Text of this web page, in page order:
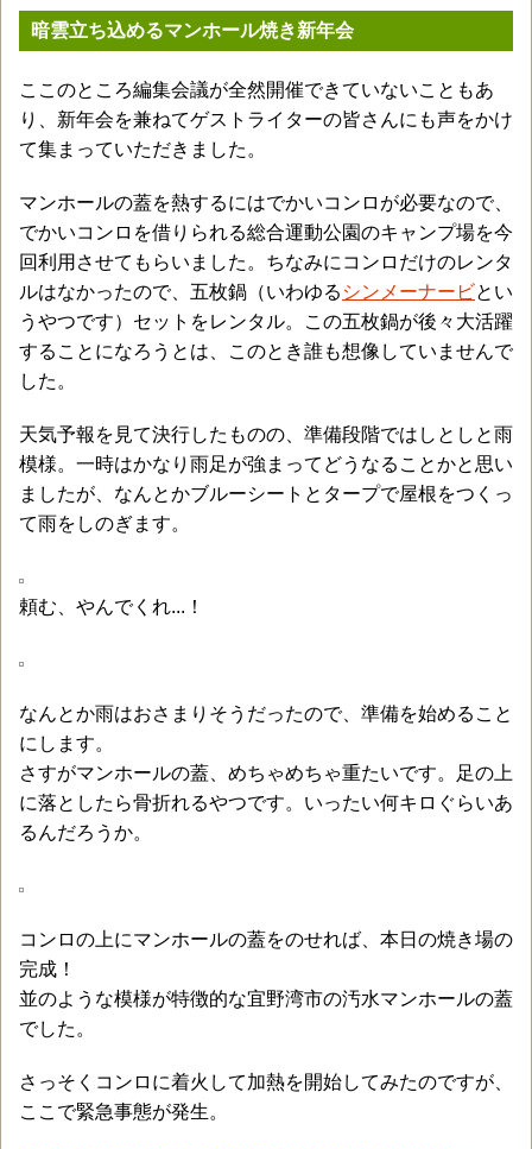
暗雲立ち込めるマンホール焼き新年会
ここのところ編集会議が全然開催できていないこともあ
り、新年会を兼ねてゲストライターの皆さんにも声をかけ
て集まっていただきました。
マンホールの蓋を熱するにはでかいコンロが必要なので、
でかいコンロを借りられる総合運動公園のキャンプ場を今
回利用させてもらいました。ちなみにコンロだけのレンタ
ルはなかったので、五枚鍋（いわゆる シンメーナービとい
うやつです）セットをレンタル。この五枚鍋が後々大活躍
することになろうとは、このとき誰も想像していませんで
した。
天気予報を見て決行したものの、準備段階ではしとしと雨
模様。一時はかなり雨足が強まってどうなることかと思い
ましたが、なんとかブルーシートとタープで屋根をつくっ
て雨をしのぎます。
頼む、やんでくれ...！
なんとか雨はおさまりそうだったので、準備を始めること
にします。
さすがマンホールの蓋、めちゃめちゃ重たいです。足の上
に落としたら骨折れるやつです。いったい何キロぐらいあ
るんだろうか。
コンロの上にマンホールの蓋をのせれば、本日の焼き場の
完成！
並のような模様が特徴的な宜野湾市の汚水マンホールの蓋
でした。
さっそくコンロに着火して加熱を開始してみたのですが、
ここで緊急事態が発生。